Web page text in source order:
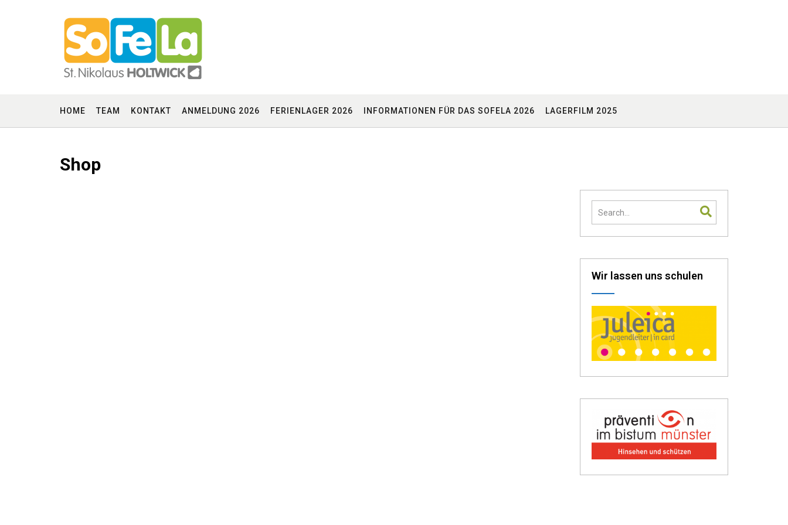
HOME TEAM KONTAKT ANMELDUNG 2026 FERIENLAGER 2026 INFORMATIONEN FÜR DAS SOFELA 2026 LAGERFILM 2025
Shop
Wir lassen uns schulen